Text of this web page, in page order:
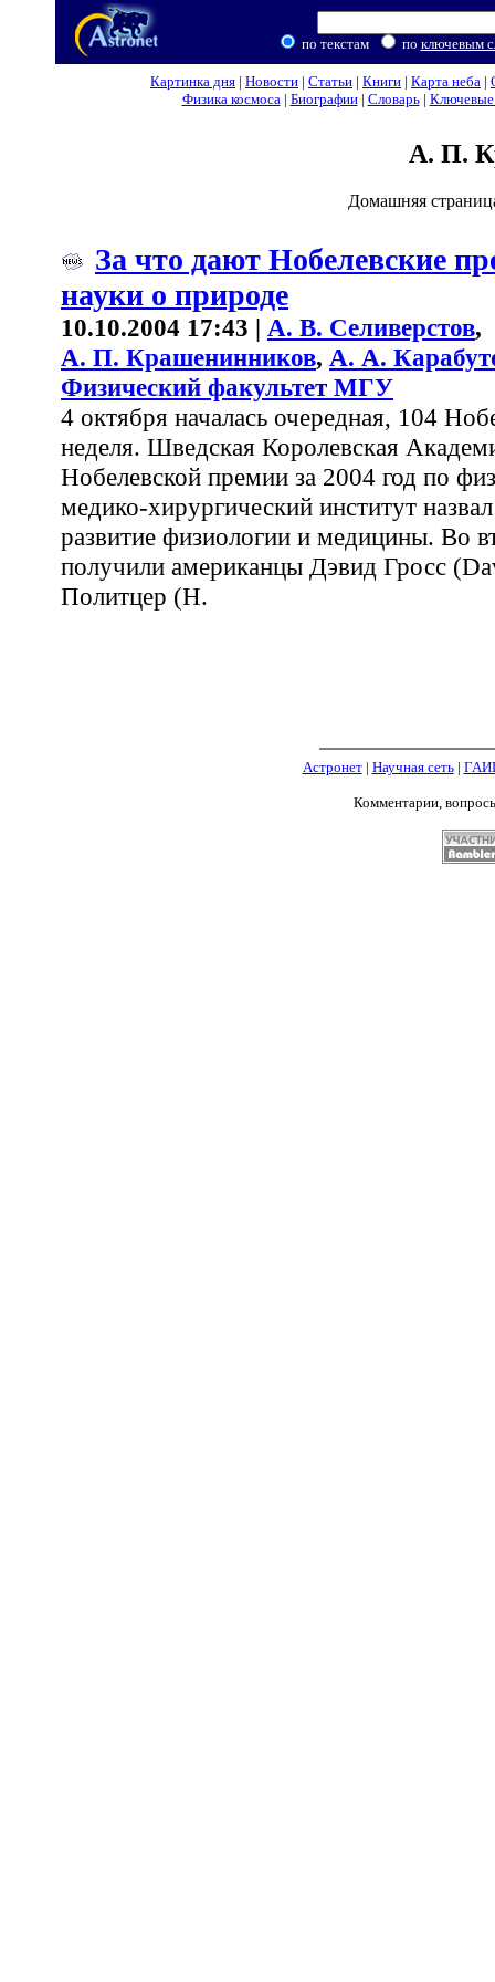
по текстам по ключевым
Картинка дня | Новости | Статьи | Книги | Карта неба |
Физика космоса| Биографии| Словарь| Ключевые
А. П.
Домашняя
За что дают Нобелевские
науки о природе
10.10.2004 17:43 | А. В. Селиверстов,
А. П. Крашенинников, А. А.
Физический факультет МГУ
4 октября началась очередная, 104
неделя. Шведская Королевская
Нобелевской премии за 2004 год по
медико-хирургический институт
развитие физиологии и медицины. Во
получили американцы Дэвид Гросс
Политцер (H.
Астронет| Научная сеть|
Комментарии,